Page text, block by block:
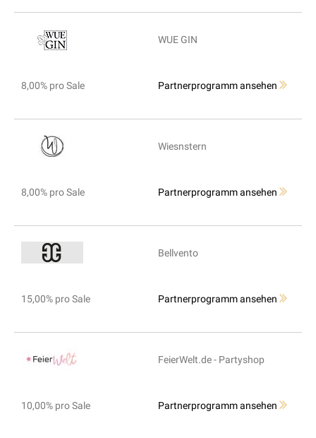
WUE GIN
8,00% pro Sale Partnerprogramm ansehen
Wiesnstern
8,00% pro Sale Partnerprogramm ansehen
Bellvento
15,00% pro Sale Partnerprogramm ansehen
FeierWelt.de - Partyshop
10,00% pro Sale Partnerprogramm ansehen